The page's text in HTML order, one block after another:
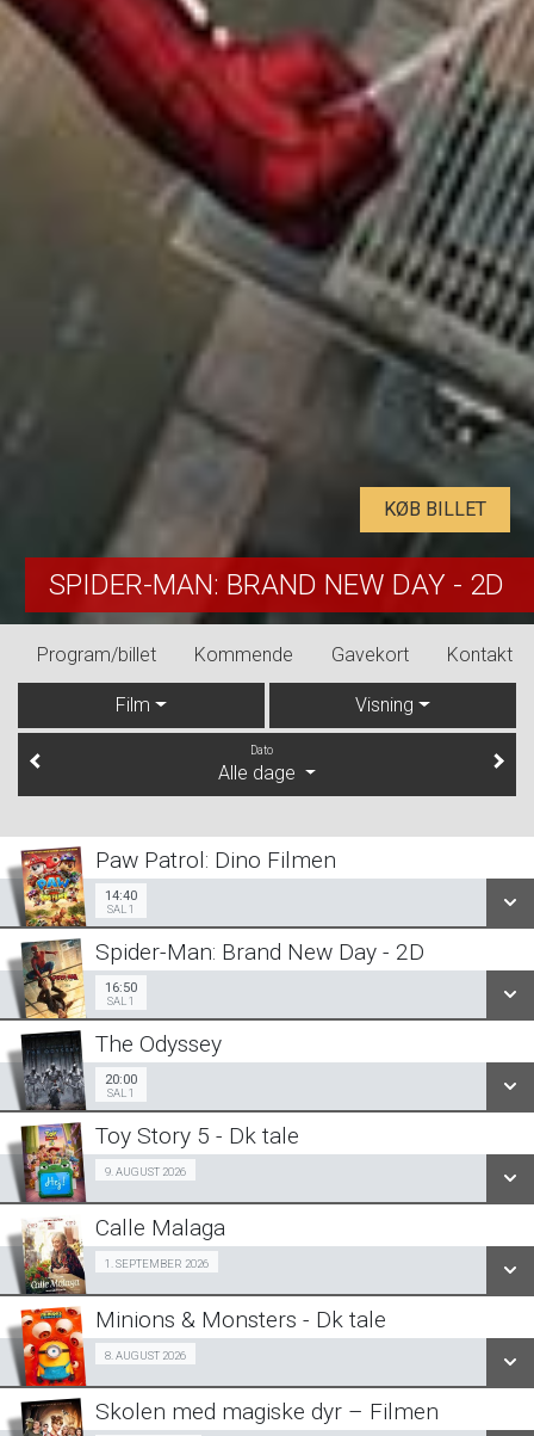
SPIDER-MAN: BRAND NEW DAY - 2D
KØB BILLET
Program/billet Kommende Gavekort Kontakt
Film Visning
Dato
Alle dage
Paw Patrol: Dino Filmen
14:40
SAL 1
Sal 1
SE ALLE DAGE
LÆS MERE
Spider-Man: Brand New Day - 2D
16:50
SAL 1
Sal 1
SE ALLE DAGE
LÆS MERE
The Odyssey
20:00
SAL 1
Sal 1
SE ALLE DAGE
LÆS MERE
Toy Story 5 - Dk tale
9. AUGUST 2026
SE ALLE DAGE
LÆS MERE
Calle Malaga
1. SEPTEMBER 2026SeniorBio 01/09
SE ALLE DAGE
LÆS MERE
Minions & Monsters - Dk tale
8. AUGUST 2026
SE ALLE DAGE
Skolen med magiske dyr – Filmen